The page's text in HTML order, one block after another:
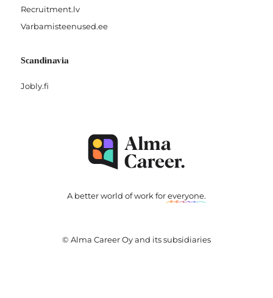
Recruitment.lv
Varbamisteenused.ee
Scandinavia
Jobly.fi
A better world of work foreveryone.
© Alma Career Oy and its subsidiaries